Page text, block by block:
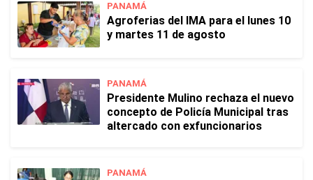
PANAMÁ
Agroferias del IMA para el lunes 10
y martes 11 de agosto
PANAMÁ
Presidente Mulino rechaza el nuevo
concepto de Policía Municipal tras
altercado con exfuncionarios
PANAMÁ